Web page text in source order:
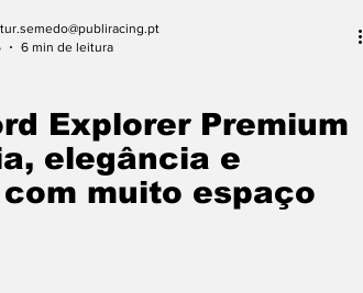
Explorer Premium
elegância e
muito espaço
6 min de leitura